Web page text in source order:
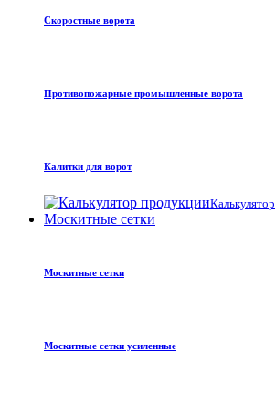
Скоростные ворота
Противопожарные промышленные ворота
Калитки для ворот
Калькулятор
Москитные сетки
Москитные сетки
Москитные сетки усиленные